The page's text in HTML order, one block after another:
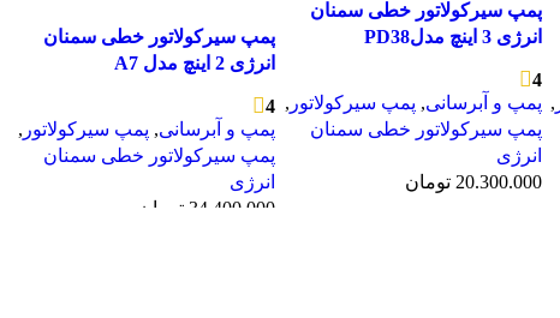
,
پمپ سیرکولاتور خطی سمنان
انرژی 3 اینچ مدلPD38
4
پمپ و آبرسانی, پمپ سیرکولاتور ,
پمپ سیرکولاتور خطی سمنان
انرژی
20.300.000 تومان
پمپ سیرکولاتور خطی سمنان
انرژی 2 اینچ مدل A7
4
پمپ و آبرسانی, پمپ سیرکولاتور ,
پمپ سیرکولاتور خطی سمنان
انرژی
34.400.000 تومان